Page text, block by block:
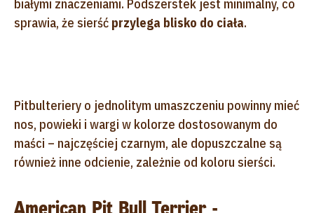
białymi znaczeniami. Podszerstek jest minimalny, co
sprawia, że sierść przylega blisko do ciała.
Pitbulteriery o jednolitym umaszczeniu powinny mieć
nos, powieki i wargi w kolorze dostosowanym do
maści – najczęściej czarnym, ale dopuszczalne są
również inne odcienie, zależnie od koloru sierści.